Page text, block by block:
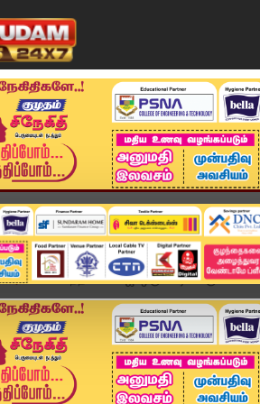
அண்மை தமிழ்நாடு
"செந்தில் பாலாஜி ஒரு விஷக்கிருமி" -